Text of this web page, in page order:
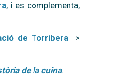
, i es complementa,
de Torribera>
de la cuina.